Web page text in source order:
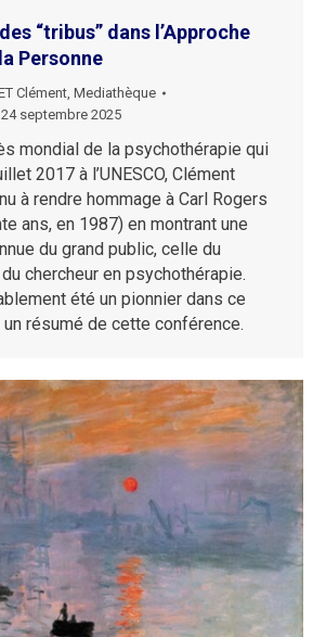
“tribus” dans l’Approche
Personne
Clément, Mediathèque
24 septembre 2025
mondial de la psychothérapie qui
2017 à l’UNESCO, Clément
à rendre hommage à Carl Rogers
ans, en 1987) en montrant une
du grand public, celle du
chercheur en psychothérapie.
été un pionnier dans ce
résumé de cette conférence.